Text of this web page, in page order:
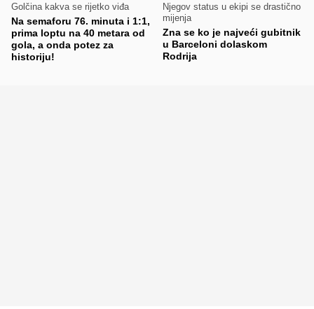
Golčina kakva se rijetko viđa
Na semaforu 76. minuta i 1:1,
prima loptu na 40 metara od
gola, a onda potez za
historiju!
Njegov status u ekipi se drastično
mijenja
Zna se ko je najveći gubitnik
u Barceloni dolaskom
Rodrija